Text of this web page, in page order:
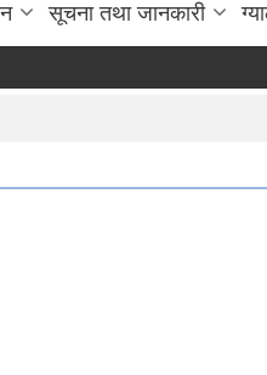
सूचना तथा जानकारी